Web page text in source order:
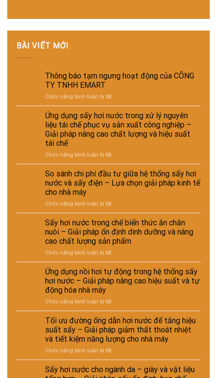
BÀI VIẾT MỚI
Thông báo tạm ngưng hoạt động của CÔNG
TY TNHH EMART
Chức năng bình luận bị tắtở
Thông
báo
tạm
ngưng
hoạt
của
TY
TNHH
EMART
Ứng dụng sấy hơi nước trong xử lý nguyên
liệu tái chế phục vụ sản xuất công nghiệp –
Giải pháp nâng cao chất lượng và hiệu suất
tái chế
Chức năng bình luận bị tắtở
Ứng
dụng
sấy
hơi
trong
xử
lý
nguyên
liệu
tái
chế
phục
vụ
sản
xuất
nghiệp
–
Giải
pháp
nâng
cao
chất
lượng
và
So sánh chi phí đầu tư giữa hệ thống sấy hơi
nước và sấy điện – Lựa chọn giải pháp kinh tế
cho nhà máy
Chức năng bình luận bị tắtở
So
sánh
chi
phí
đầu
tư
giữa
hệ
thống
sấy
nước
và
sấy
điện
–
Lựa
chọn
giải
pháp
kinh
Sấy hơi nước trong chế biến thức ăn chăn
nuôi – Giải pháp ổn định dinh dưỡng và nâng
cao chất lượng sản phẩm
Chức năng bình luận bị tắtở
Sấy
hơi
nước
trong
biến
thức
ăn
chăn
nuôi
–
Giải
pháp
ổn
định
Ứng dụng nồi hơi tự động trong hệ thống sấy
hơi nước – Giải pháp nâng cao hiệu suất và tự
động hóa nhà máy
Chức năng bình luận bị tắtở
Ứng
dụng
nồi
hơi
tự
động
trong
hệ
thống
Tối ưu đường ống dẫn hơi nước để tăng hiệu
suất sấy – Giải pháp giảm thất thoát nhiệt
và tiết kiệm năng lượng cho nhà máy
Chức năng bình luận bị tắtở
Tối
ưu
đường
Sấy hơi nước cho ngành da – giày và vật liệu